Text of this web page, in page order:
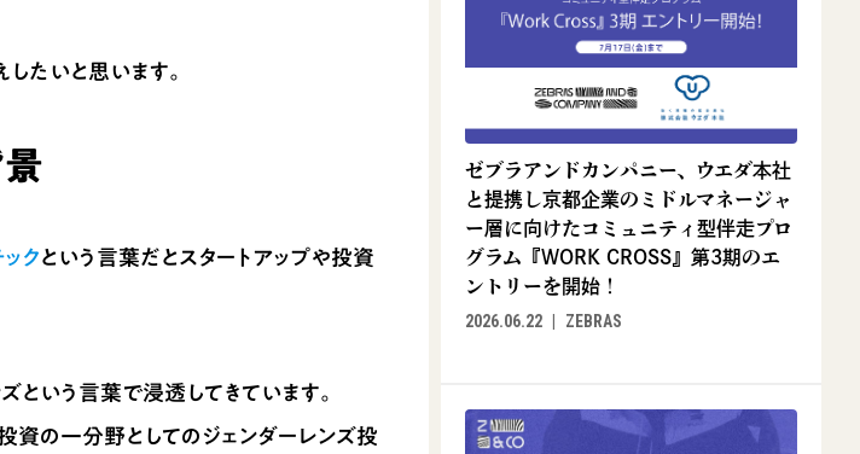
たいと思います。
クという言葉だとスタートアップや投資
という言葉で浸透してきています。
資の一分野としてのジェンダーレンズ投
ゼブラアンドカンパニー、ウエダ本社
と提携し京都企業のミドルマネージャ
ー層に向けたコミュニティ型伴走プロ
グラム『WORK CROSS』第3期のエ
ントリーを開始！
2026.06.22
ZEBRAS